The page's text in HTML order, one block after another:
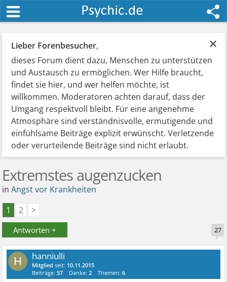
×
Lieber Forenbesucher,
dieses Forum dient dazu, Menschen zu unterstützen
und Austausch zu ermöglichen. Wer Hilfe braucht,
findet sie hier, und wer helfen möchte, ist
willkommen. Moderatoren achten darauf, dass der
Umgang respektvoll bleibt. Für eine angenehme
Atmosphäre sind verständnisvolle, ermutigende und
einfühlsame Beiträge explizit erwünscht. Verletzende
oder verurteilende Beiträge sind nicht erlaubt.
Extremstes augenzucken
inAngst vor Krankheiten
1
2 >
Antworten + 27
H hanniulli
Mitglied seit: 10.11.2015
Beiträge:57 Danke:2 Themen:6